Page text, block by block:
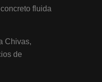
fluida
Chivas,
de